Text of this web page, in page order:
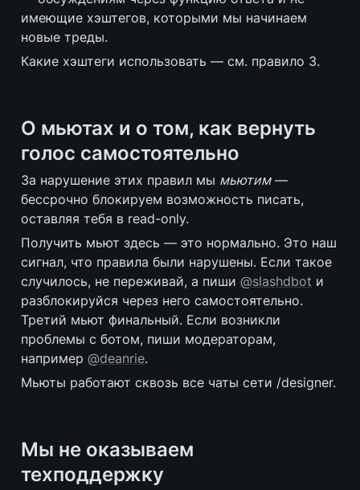
имеющие хэштегов, которыми мы начинаем
новые треды.
Какие хэштеги использовать — см. правило 3.
О мьютах и о том, как вернуть
голос самостоятельно
За нарушение этих правил мы мьютим —
бессрочно блокируем возможность писать,
оставляя тебя в read-only.
Получить мьют здесь — это нормально. Это наш
сигнал, что правила были нарушены. Если такое
случилось, не переживай, а пиши @slashdbot и
разблокируйся через него самостоятельно.
Третий мьют финальный. Если возникли
проблемы с ботом, пиши модераторам,
например @deanrie.
Мьюты работают сквозь все чаты сети /designer.
Мы не оказываем
техподдержку